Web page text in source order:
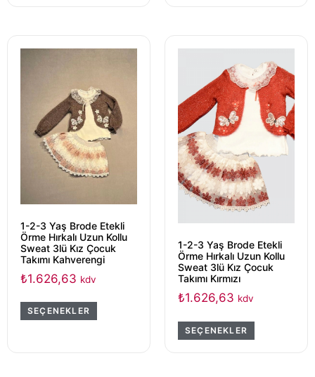
1-2-3 Yaş Brode Etekli
Örme Hırkalı Uzun Kollu
Sweat 3lü Kız Çocuk
Takımı Kahverengi
₺1.626,63 kdv
SEÇENEKLER
1-2-3 Yaş Brode Etekli
Örme Hırkalı Uzun Kollu
Sweat 3lü Kız Çocuk
Takımı Kırmızı
₺1.626,63 kdv
SEÇENEKLER